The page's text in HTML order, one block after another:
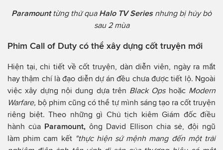
Paramounttừng thử qua Halo TV Series nhưng bị hủy bỏ
sau 2 mùa
Phim Call of Duty có thể xây dựng cốt truyện mới
Hiện tại, chi tiết về cốt truyện, dàn diễn viên, ngày ra mắt
hay thậm chí là đạo diễn dự án đều chưa được tiết lộ. Ngoài
việc xây dựng nội dung dựa trên Black Ops hoặc Modern
Warfare, bộ phim cũng có thể tự mình sáng tạo ra cốt truyện
riêng biệt. Theo những gì Chủ tịch kiêm Giám đốc điều
hành của Paramount, ông David Ellison chia sẻ, đội ngũ
làm phim cam kết "thực hiện sứ mệnh mang đến một trải